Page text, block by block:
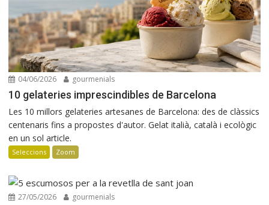
04/06/2026 gourmenials
10 gelateries imprescindibles de Barcelona
Les 10 millors gelateries artesanes de Barcelona: des de clàssics
centenaris fins a propostes d'autor. Gelat italià, català i ecològic
en un sol article.
Seleccions Zoom
27/05/2026 gourmenials